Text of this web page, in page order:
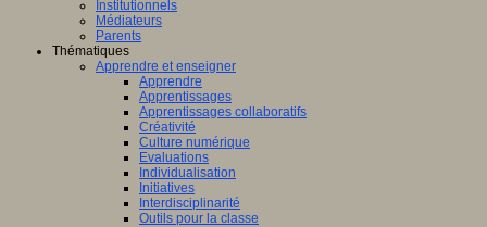
Institutionnels
Médiateurs
Parents
Thématiques
Apprendre et enseigner
Apprendre
Apprentissages
Apprentissages collaboratifs
Créativité
Culture numérique
Evaluations
Individualisation
Initiatives
Interdisciplinarité
Outils pour la classe